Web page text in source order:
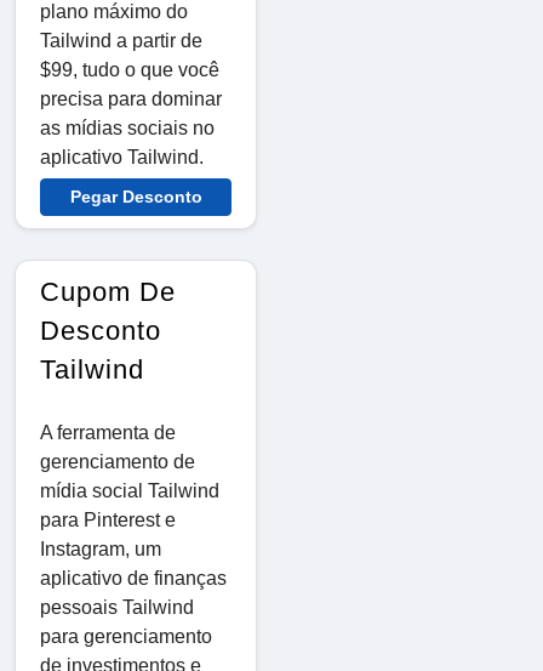
plano máximo do
Tailwind a partir de
$99, tudo o que você
precisa para dominar
as mídias sociais no
aplicativo Tailwind.
Pegar Desconto
Cupom De
Desconto
Tailwind
A ferramenta de
gerenciamento de
mídia social Tailwind
para Pinterest e
Instagram, um
aplicativo de finanças
pessoais Tailwind
para gerenciamento
de investimentos e